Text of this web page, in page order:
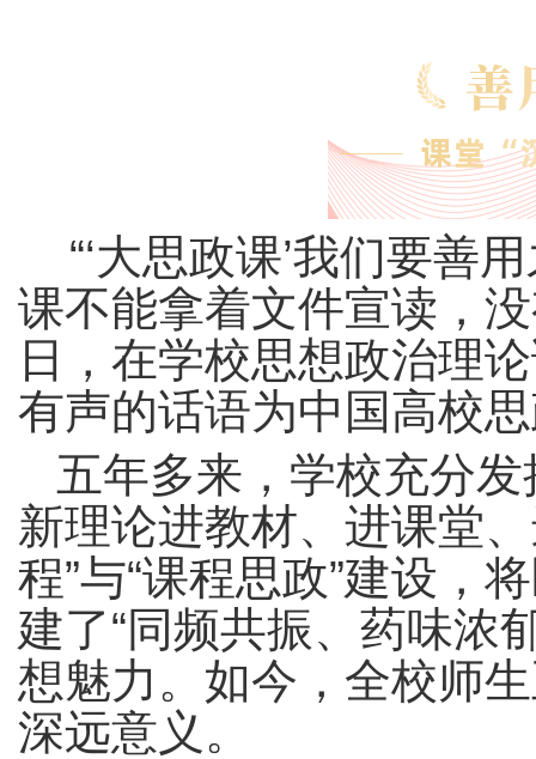
“‘大思政课’我们要善
课不能拿着文件宣读，
日，在学校思想政治理
有声的话语为中国高校
五年多来，学校充分
新理论进教材、进课堂
程”与“课程思政”建设，
建了“同频共振、药味浓
想魅力。如今，全校师
深远意义。